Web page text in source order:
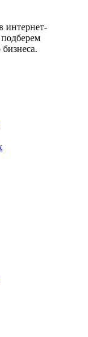
интернет-